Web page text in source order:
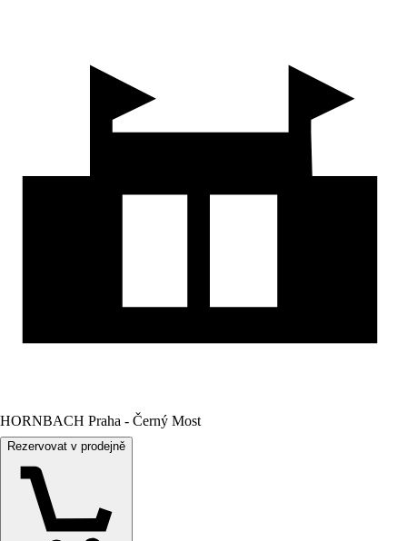
HORNBACH Praha - Černý Most
Rezervovat v prodejně